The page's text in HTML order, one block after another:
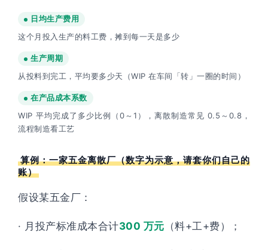
日均生产费用
这个月投入生产的料工费，摊到每一天是多少
生产周期
从投料到完工，平均要多少天（WIP 在车间「转」一圈的时间）
在产品成本系数
WIP 平均完成了多少比例（0～1），离散制造常见 0.5～0.8，
流程制造看工艺
算例：一家五金离散厂（数字为示意，请套你们自己的
账）
假设某五金厂：
· 月投产标准成本合计300 万元 （料+工+费）；